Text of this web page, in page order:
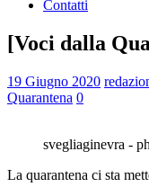
Contatti
[Voci dalla
19 Giugno 2020
Quarantena 0
svegliaginevra -
La quarantena ci sta